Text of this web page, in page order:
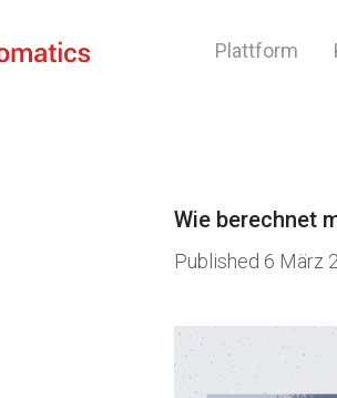
Plattform
Wie berechnet
Published 6 März